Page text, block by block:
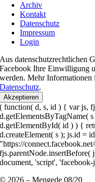
Archiv
Kontakt
Datenschutz
Impressum
Login
Aus datenschutzrechtlichen
Facebook Ihre Einwilligung
werden. Mehr Informationen
Datenschutz.
Akzeptieren
( function( d, s, id ) { var js,
d.getElementsByTagName(
d.getElementById( id ) ) {
d.createElement( s ); js.id =
"https://
fjs.parentNode.insertBefore(
document, 'script', 'facebook-
© 2026 – Mengede 08/20